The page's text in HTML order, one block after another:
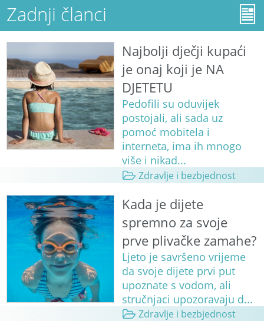
Zadnji članci
Najbolji dječji kupaći
je onaj koji je NA
DJETETU
Pedofili su oduvijek
postojali, ali sada uz
pomoć mobitela i
interneta, ima ih mnogo
više i nikad...
Zdravlje i bezbjednost
Kada je dijete
spremno za svoje
prve plivačke zamahe?
Ljeto je savršeno vrijeme
da svoje dijete prvi put
upoznate s vodom, ali
stručnjaci upozoravaju d...
Zdravlje i bezbjednost